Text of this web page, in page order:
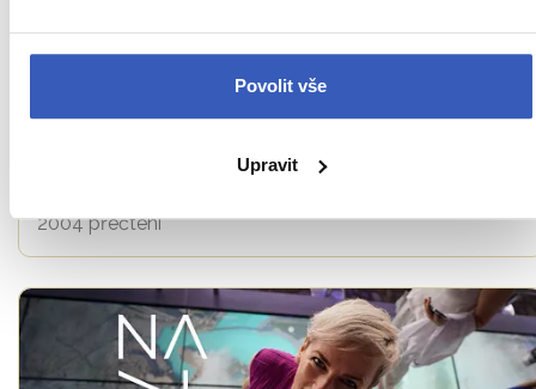
Povolit vše
Upravit
VIDEO: Dubaj – staré vs. nové město
2004 přečtení